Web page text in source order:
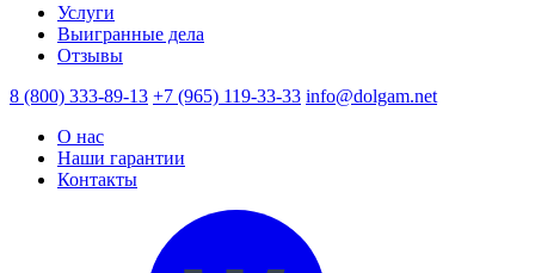
Услуги
Выигранные дела
Отзывы
8 (800) 333-89-13 +7 (965) 119-33-33 info@dolgam.net
О нас
Наши гарантии
Контакты